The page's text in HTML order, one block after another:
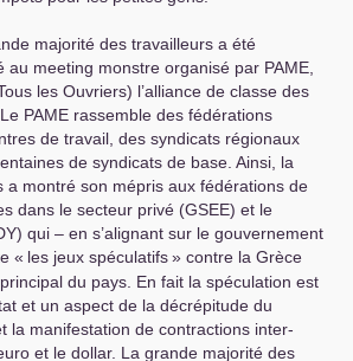
majorité des travailleurs a été
au meeting monstre organisé par PAME
les Ouvriers) l’alliance de classe des
PAME rassemble des fédérations
de travail, des syndicats régionaux
de syndicats de base. Ainsi, la
a montré son mépris aux fédérations de
dans le secteur privé (GSEE) et le
) qui – en s’alignant sur le gouvernement
« les jeux spéculatifs» contre la Grèce
du pays. En fait la spéculation est
et un aspect de la décrépitude du
la manifestation de contractions inter-
et le dollar. La grande majorité des